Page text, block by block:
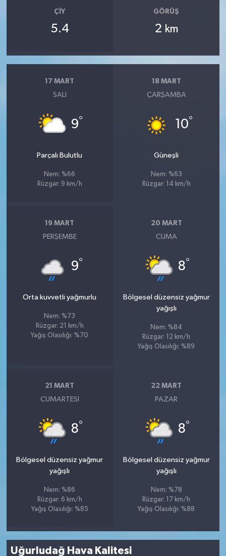
ÇIY
5.4
GÖRÜŞ
2 km
17 MART
SALI
9°
Parçalı Bulutlu
Nem: %66
Rüzgar: 9 km/h
18 MART
ÇARŞAMBA
10°
Güneşli
Nem: %63
Rüzgar: 14 km/h
19 MART
PERŞEMBE
9°
Orta kuvvetli yağmurlu
Nem: %73
Rüzgar: 21 km/h
Yağış Olasılığı: %70
20 MART
CUMA
8°
Bölgesel düzensiz yağmur
yağışlı
Nem: %84
Rüzgar: 12 km/h
Yağış Olasılığı: %89
21 MART
CUMARTESI
8°
Bölgesel düzensiz yağmur
yağışlı
Nem: %86
Rüzgar: 6 km/h
Yağış Olasılığı: %85
22 MART
PAZAR
8°
Bölgesel düzensiz yağmur
yağışlı
Nem: %78
Rüzgar: 17 km/h
Yağış Olasılığı: %88
Uğurludağ Hava Kalitesi